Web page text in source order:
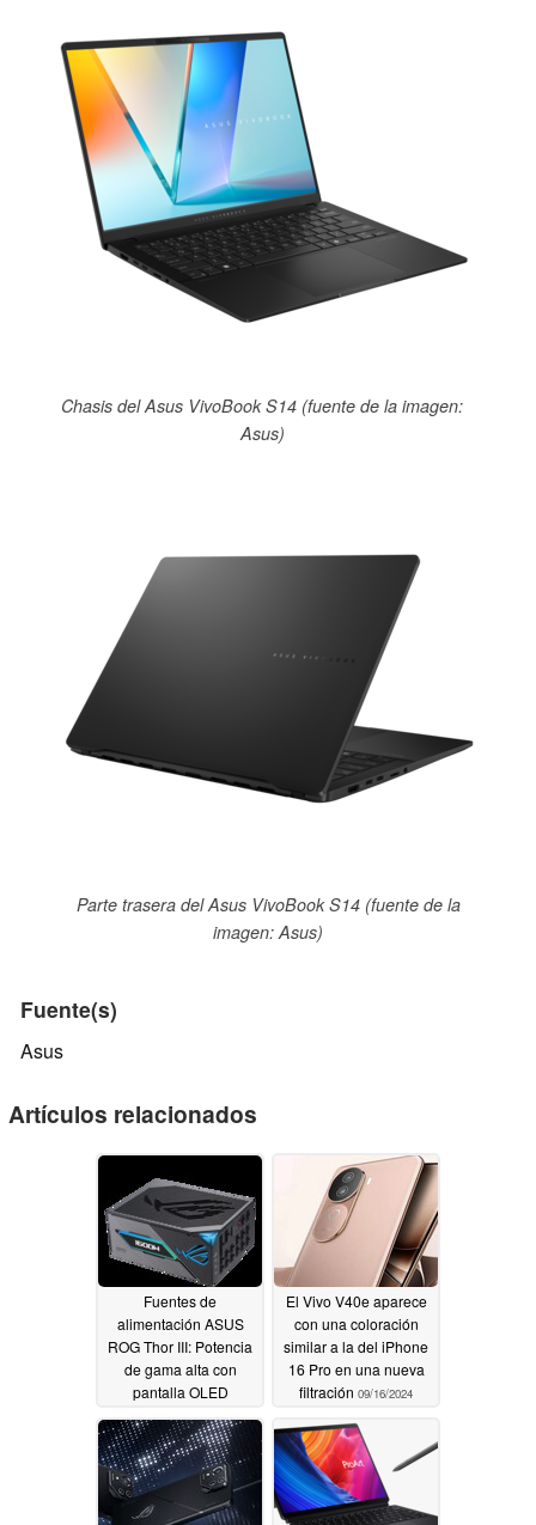
Chasis del Asus VivoBook S14 (fuente de la imagen:
Asus)
Parte trasera del Asus VivoBook S14 (fuente de la
imagen: Asus)
Fuente(s)
Asus
Artículos relacionados
Fuentes de
alimentación ASUS
ROG Thor III: Potencia
de gama alta con
pantalla OLED
GaN10/21/2024
El Vivo V40e aparece
con una coloración
similar a la del iPhone
16 Pro en una nueva
filtración 09/16/2024